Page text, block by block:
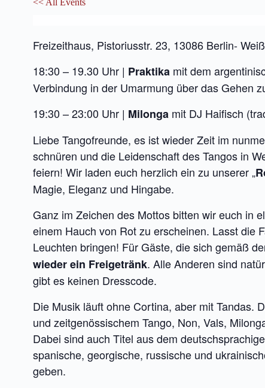
<< All Events
Freizeithaus, Pistoriusstr. 23, 13086 Berlin-
18:30 – 19.30 Uhr | Praktika mit dem
Verbindung in der Umarmung über das Gehen
19:30 – 23:00 Uhr | Milonga mit DJ Haifisch
Liebe Tangofreunde, es ist wieder Zeit im
schnüren und die Leidenschaft des Tangos in
feiern! Wir laden euch herzlich ein zu unserer „
Magie, Eleganz und Hingabe.
Ganz im Zeichen des Mottos bitten wir euch in
einem Hauch von Rot zu erscheinen. Lasst die
Leuchten bringen! Für Gäste, die sich gemäß
wieder ein Freigetränk. Alle Anderen sind
gibt es keinen Dresscode.
Die Musik läuft ohne Cortina, aber mit Tandas.
und zeitgenössischem Tango, Non, Vals,
Dabei sind auch Titel aus dem
spanische, georgische, russische und
geben.